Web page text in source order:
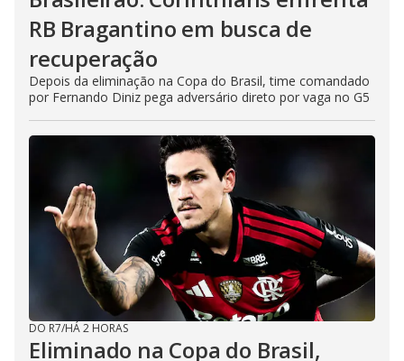
RB Bragantino em busca de
recuperação
Depois da eliminação na Copa do Brasil, time comandado
por Fernando Diniz pega adversário direto por vaga no G5
DO R7/HÁ 2 HORAS
Eliminado na Copa do Brasil,